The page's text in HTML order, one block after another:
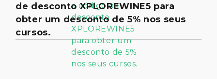
de desconto XPLOREWINE5 para
obter um desconto de 5% nos seus
cursos.